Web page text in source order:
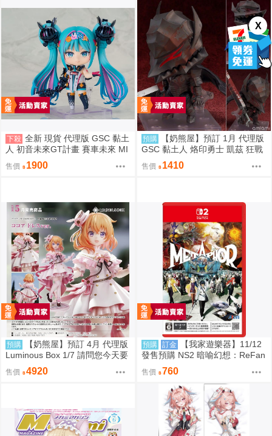
X
下殺 全新 現貨 代理版 GSC 黏土
人 初音未來GT計畫 賽車未來 MI
KU 2026Ver 賽車
售價 1900
預購
【奶熊屋】預訂 1月 代理版
GSC 黏土人 烙印勇士 凱茲 狂戰
士鎧甲Ver BLOOD EDITION 090
5
售價 1410
預購
【奶熊屋】預訂 4月 代理版
Luminous Box 1/7 請問您今天要
來點兔子嗎？ 心愛 禮服Ver 0905
售價 4920
預購 訂金
【我家遊樂器】11/12
發售預購 NS2 暗喻幻想：ReFan
tazio 鑰匙卡 日版
售價 760